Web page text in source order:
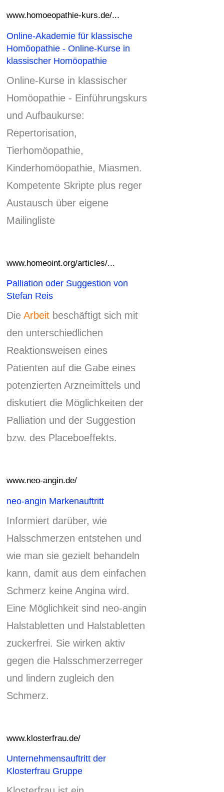
www.homoeopathie-kurs.de/...
Online-Akademie für klassische
Homöopathie - Online-Kurse in
klassischer Homöopathie
Online-Kurse in klassischer
Homöopathie - Einführungskurs
und Aufbaukurse:
Repertorisation,
Tierhomöopathie,
Kinderhomöopathie, Miasmen.
Kompetente Skripte plus reger
Austausch über eigene
Mailingliste
www.homeoint.org/articles/...
Palliation oder Suggestion von
Stefan Reis
Die Arbeit beschäftigt sich mit
den unterschiedlichen
Reaktionsweisen eines
Patienten auf die Gabe eines
potenzierten Arzneimittels und
diskutiert die Möglichkeiten der
Palliation und der Suggestion
bzw. des Placeboeffekts.
www.neo-angin.de/
neo-angin Markenauftritt
Informiert darüber, wie
Halsschmerzen entstehen und
wie man sie gezielt behandeln
kann, damit aus dem einfachen
Schmerz keine Angina wird.
Eine Möglichkeit sind neo-angin
Halstabletten und Halstabletten
zuckerfrei. Sie wirken aktiv
gegen die Halsschmerzerreger
und lindern zugleich den
Schmerz.
www.klosterfrau.de/
Unternehmensauftritt der
Klosterfrau Gruppe